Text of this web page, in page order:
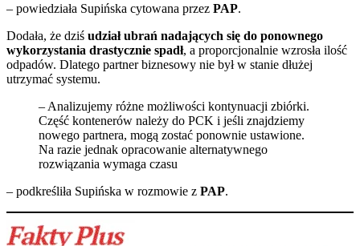
– powiedziała Supińska cytowana przez PAP.
Dodała, że dziś udział ubrań nadających się do ponownego
wykorzystania drastycznie spadł, a proporcjonalnie wzrosła ilość
odpadów. Dlatego partner biznesowy nie był w stanie dłużej
utrzymać systemu.
– Analizujemy różne możliwości kontynuacji zbiórki.
Część kontenerów należy do PCK i jeśli znajdziemy
nowego partnera, mogą zostać ponownie ustawione.
Na razie jednak opracowanie alternatywnego
rozwiązania wymaga czasu
– podkreśliła Supińska w rozmowie z PAP.